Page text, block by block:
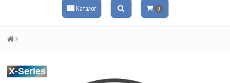
Каталог 0
X-Series